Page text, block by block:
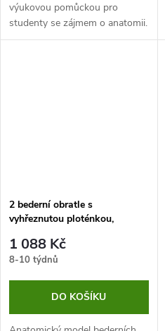
výukovou pomůckou pro
studenty se zájmem o anatomii.
Má vysoce realistické a kvalitní
2 bederní obratle s
vyhřeznutou ploténkou,
1 088 Kč
8-10 týdnů
DO KOŠÍKU